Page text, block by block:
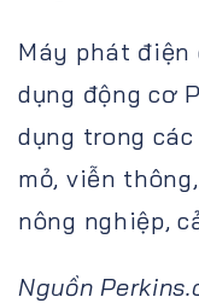
Máy phát điện
dụng động cơ
dụng trong
mỏ, viễn
nông nghiệp,
Nguồn